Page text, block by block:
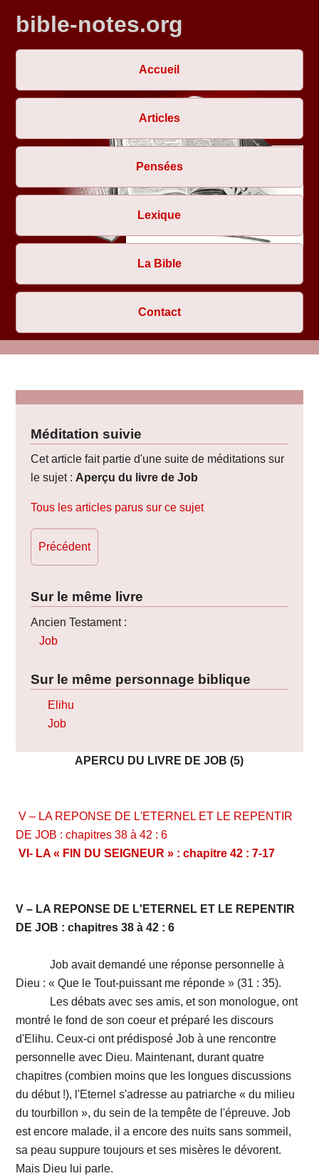
bible-notes.org
Accueil
Articles
Pensées
Lexique
La Bible
Contact
Méditation suivie
Cet article fait partie d'une suite de méditations sur
le sujet : Aperçu du livre de Job
Tous les articles parus sur ce sujet
Précédent
Sur le même livre
Ancien Testament :
Job
Sur le même personnage biblique
Elihu
Job
APERCU DU LIVRE DE JOB (5)
V – LA REPONSE DE L'ETERNEL ET LE REPENTIR
DE JOB : chapitres 38 à 42 : 6
VI- LA « FIN DU SEIGNEUR » : chapitre 42 : 7-17
V – LA REPONSE DE L'ETERNEL ET LE REPENTIR
DE JOB : chapitres 38 à 42 : 6
Job avait demandé une réponse personnelle à
Dieu : « Que le Tout-puissant me réponde » (31 : 35).
Les débats avec ses amis, et son monologue, ont
montré le fond de son coeur et préparé les discours
d'Elihu. Ceux-ci ont prédisposé Job à une rencontre
personnelle avec Dieu. Maintenant, durant quatre
chapitres (combien moins que les longues discussions
du début !), l'Eternel s'adresse au patriarche « du milieu
du tourbillon », du sein de la tempête de l'épreuve. Job
est encore malade, il a encore des nuits sans sommeil,
sa peau suppure toujours et ses misères le dévorent.
Mais Dieu lui parle.